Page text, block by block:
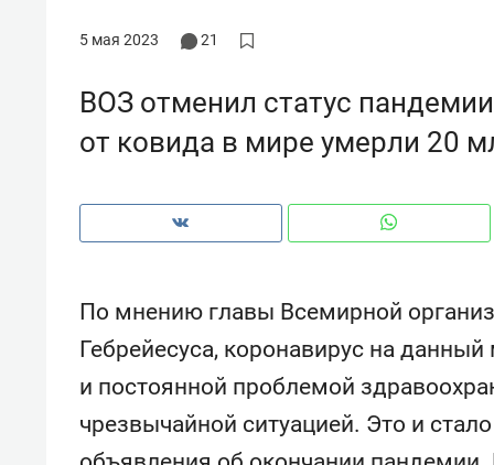
5 мая 2023 21
ВОЗ отменил статус
от ковида в мире умерли 20
По мнению главы Всемирной
Гебрейесуса, коронавирус на
и постоянной проблемой
чрезвычайной ситуацией. Это и
Как ГК «МИР ГРУПП» и ВТБ
создают оазис жилого
комфорта под Казанью
150
ID